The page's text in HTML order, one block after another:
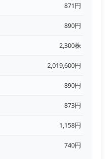
871円
890円
2,300株
2,019,600円
890円
873円
1,158円
740円